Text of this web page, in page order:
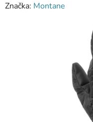
Značka: Montane